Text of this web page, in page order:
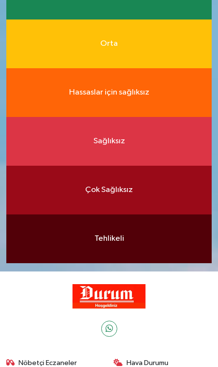
Orta
Hassaslar için sağlıksız
Sağlıksız
Çok Sağlıksız
Tehlikeli
Nöbetçi Eczaneler Hava Durumu